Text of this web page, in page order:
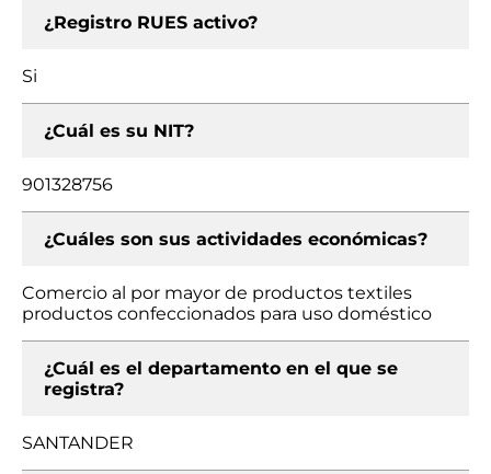
¿Registro RUES activo?
Si
¿Cuál es su NIT?
901328756
¿Cuáles son sus actividades económicas?
Comercio al por mayor de productos textiles
productos confeccionados para uso doméstico
¿Cuál es el departamento en el que se
registra?
SANTANDER